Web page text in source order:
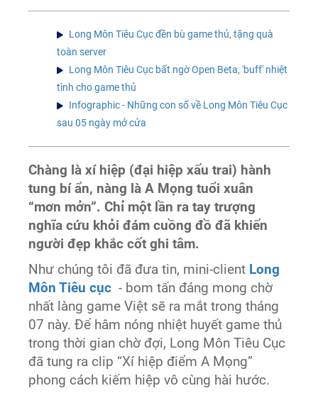
Long Môn Tiêu Cục đền bù game thủ, tặng quà
toàn server
Long Môn Tiêu Cục bất ngờ Open Beta, 'buff' nhiệt
tình cho game thủ
Infographic - Những con số về Long Môn Tiêu Cục
sau 05 ngày mở cửa
Chàng là xí hiệp (đại hiệp xấu trai) hành
tung bí ẩn, nàng là A Mọng tuổi xuân
“mơn mởn”. Chỉ một lần ra tay trượng
nghĩa cứu khỏi đám cuồng đồ đã khiến
người đẹp khắc cốt ghi tâm.
Như chúng tôi đã đưa tin, mini-client Long
Môn Tiêu cục - bom tấn đáng mong chờ
nhất làng game Việt sẽ ra mắt trong tháng
07 này. Để hâm nóng nhiệt huyết game thủ
trong thời gian chờ đợi, Long Môn Tiêu Cục
đã tung ra clip “Xí hiệp điểm A Mọng”
phong cách kiếm hiệp vô cùng hài hước.